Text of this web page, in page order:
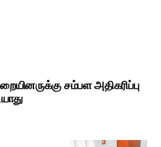
சம்பள அதிகரிப்பு